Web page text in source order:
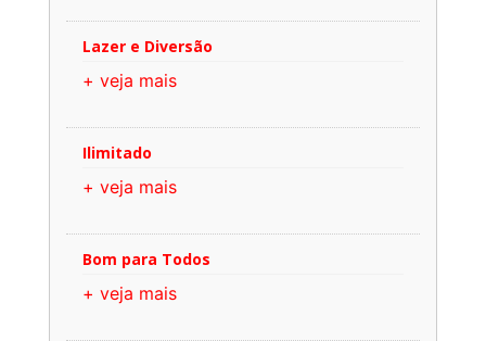
Lazer e Diversão
+ veja mais
Ilimitado
+ veja mais
Bom para Todos
+ veja mais